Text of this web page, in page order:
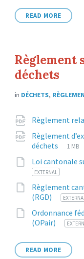
READ MORE
Règlement
déchets
in DÉCHETS,
Attachments
Règlement
Règlement
déchets
File
pdf
File
1 MB
Loi cantonale
EXTERNAL
Règlement
(RGD)
File
21EXTERNAL
Ordonnance
(OPair)
File
html
READ MORE